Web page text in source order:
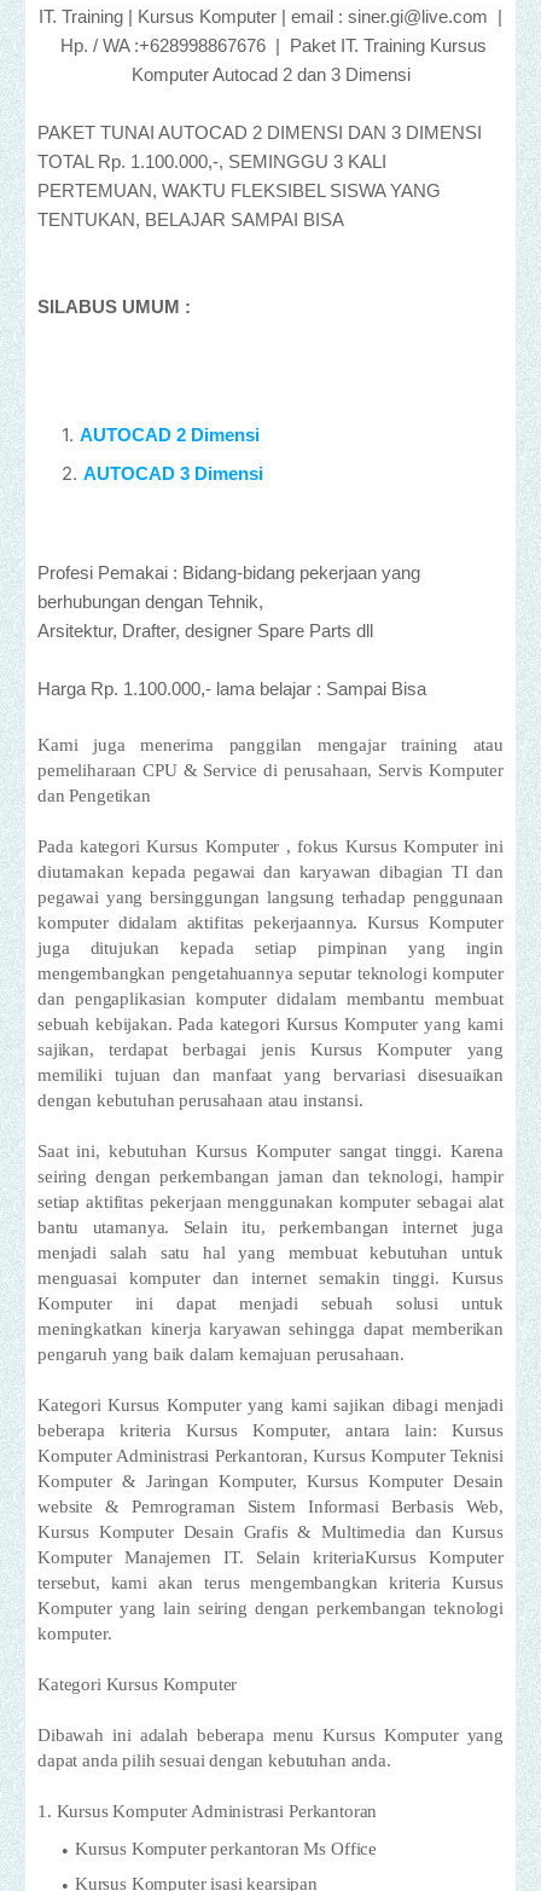
IT. Training | Kursus Komputer | email : siner.gi@live.com |
Hp. / WA :+628998867676 | Paket IT. Training Kursus
Komputer Autocad 2 dan 3 Dimensi
PAKET TUNAI AUTOCAD 2 DIMENSI DAN 3 DIMENSI
TOTAL Rp. 1.100.000,-, SEMINGGU 3 KALI
PERTEMUAN, WAKTU FLEKSIBEL SISWA YANG
TENTUKAN, BELAJAR SAMPAI BISA
SILABUS UMUM :
AUTOCAD 2 Dimensi
AUTOCAD 3 Dimensi
Profesi Pemakai : Bidang-bidang pekerjaan yang
berhubungan dengan Tehnik,
Arsitektur, Drafter, designer Spare Parts dll
Harga Rp. 1.100.000,- lama belajar : Sampai Bisa
Kami juga menerima panggilan mengajar training atau
pemeliharaan CPU & Service di perusahaan, Servis Komputer
dan Pengetikan
Pada kategori Kursus Komputer , fokus Kursus Komputer ini
diutamakan kepada pegawai dan karyawan dibagian TI dan
pegawai yang bersinggungan langsung terhadap penggunaan
komputer didalam aktifitas pekerjaannya. Kursus Komputer
juga ditujukan kepada setiap pimpinan yang ingin
mengembangkan pengetahuannya seputar teknologi komputer
dan pengaplikasian komputer didalam membantu membuat
sebuah kebijakan. Pada kategori Kursus Komputer yang kami
sajikan, terdapat berbagai jenis Kursus Komputer yang
memiliki tujuan dan manfaat yang bervariasi disesuaikan
dengan kebutuhan perusahaan atau instansi.
Saat ini, kebutuhan Kursus Komputer sangat tinggi. Karena
seiring dengan perkembangan jaman dan teknologi, hampir
setiap aktifitas pekerjaan menggunakan komputer sebagai alat
bantu utamanya. Selain itu, perkembangan internet juga
menjadi salah satu hal yang membuat kebutuhan untuk
menguasai komputer dan internet semakin tinggi. Kursus
Komputer ini dapat menjadi sebuah solusi untuk
meningkatkan kinerja karyawan sehingga dapat memberikan
pengaruh yang baik dalam kemajuan perusahaan.
Kategori Kursus Komputer yang kami sajikan dibagi menjadi
beberapa kriteria Kursus Komputer, antara lain: Kursus
Komputer Administrasi Perkantoran, Kursus Komputer Teknisi
Komputer & Jaringan Komputer, Kursus Komputer Desain
website & Pemrograman Sistem Informasi Berbasis Web,
Kursus Komputer Desain Grafis & Multimedia dan Kursus
Komputer Manajemen IT. Selain kriteriaKursus Komputer
tersebut, kami akan terus mengembangkan kriteria Kursus
Komputer yang lain seiring dengan perkembangan teknologi
komputer.
Kategori Kursus Komputer
Dibawah ini adalah beberapa menu Kursus Komputer yang
dapat anda pilih sesuai dengan kebutuhan anda.
1. Kursus Komputer Administrasi Perkantoran
Kursus Komputer perkantoran Ms Office
Kursus Komputer isasi kearsipan